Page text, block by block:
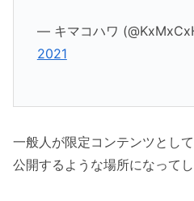
— キマコハワ
2021
一般人が限定コンテンツとし
公開するような場所になって